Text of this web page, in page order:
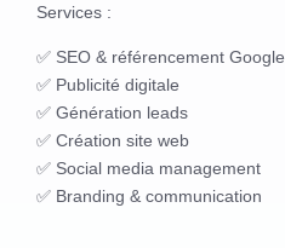
Services :
✅ SEO & référencement Google
✅ Publicité digitale
✅ Génération leads
✅ Création site web
✅ Social media management
✅ Branding & communication